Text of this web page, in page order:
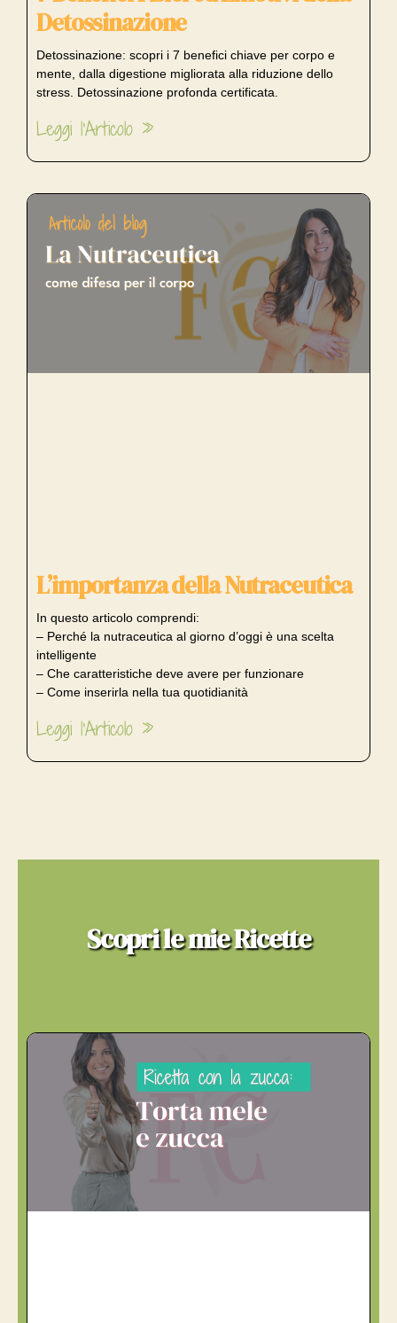
Detossinazione
Detossinazione: scopri i 7 benefici chiave per corpo e
mente, dalla digestione migliorata alla riduzione dello
stress. Detossinazione profonda certificata.
Leggi l'Articolo »
L’importanza della Nutraceutica
In questo articolo comprendi:
– Perché la nutraceutica al giorno d’oggi è una scelta
intelligente
– Che caratteristiche deve avere per funzionare
– Come inserirla nella tua quotidianità
Leggi l'Articolo »
Scopri le mie Ricette